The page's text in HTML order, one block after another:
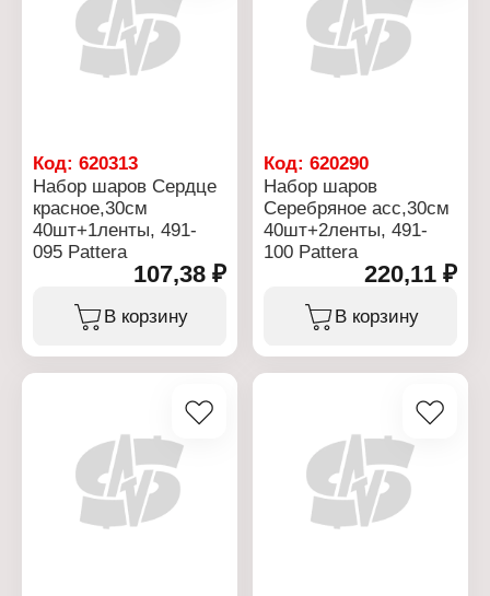
Код: 620313
Набор шаров Сердце
красное,30см
40шт+1ленты, 491-
095 Pattera
107,38 ₽
В корзину
Код:620290
Набор шаров
Серебряное асс,30см
40шт+2ленты, 491-
100 Pattera
220,11 ₽
В корзину